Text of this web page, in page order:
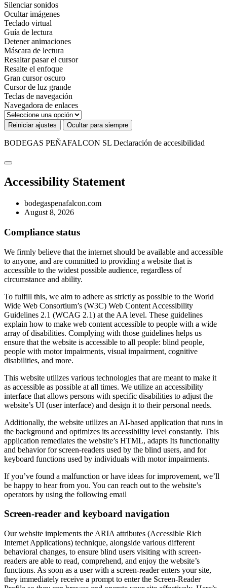
Silenciar sonidos
Ocultar imágenes
Teclado virtual
Guía de lectura
Detener animaciones
Máscara de lectura
Resaltar pasar el cursor
Resalte el enfoque
Gran cursor oscuro
Cursor de luz grande
Teclas de navegación
Navegadora de enlaces
Reiniciar ajustes Ocultar para siempre
BODEGAS PEÑAFALCON SL Declaración de accesibilidad
Accessibility Statement
bodegaspenafalcon.com
August 8, 2026
Compliance status
We firmly believe that the internet should be available and accessible
to anyone, and are committed to providing a website that is
accessible to the widest possible audience, regardless of
circumstance and ability.
To fulfill this, we aim to adhere as strictly as possible to the World
Wide Web Consortium’s (W3C) Web Content Accessibility
Guidelines 2.1 (WCAG 2.1) at the AA level. These guidelines
explain how to make web content accessible to people with a wide
array of disabilities. Complying with those guidelines helps us
ensure that the website is accessible to all people: blind people,
people with motor impairments, visual impairment, cognitive
disabilities, and more.
This website utilizes various technologies that are meant to make it
as accessible as possible at all times. We utilize an accessibility
interface that allows persons with specific disabilities to adjust the
website’s UI (user interface) and design it to their personal needs.
Additionally, the website utilizes an AI-based application that runs in
the background and optimizes its accessibility level constantly. This
application remediates the website’s HTML, adapts Its functionality
and behavior for screen-readers used by the blind users, and for
keyboard functions used by individuals with motor impairments.
If you’ve found a malfunction or have ideas for improvement, we’ll
be happy to hear from you. You can reach out to the website’s
operators by using the following email
Screen-reader and keyboard navigation
Our website implements the ARIA attributes (Accessible Rich
Internet Applications) technique, alongside various different
behavioral changes, to ensure blind users visiting with screen-
readers are able to read, comprehend, and enjoy the website’s
functions. As soon as a user with a screen-reader enters your site,
they immediately receive a prompt to enter the Screen-Reader